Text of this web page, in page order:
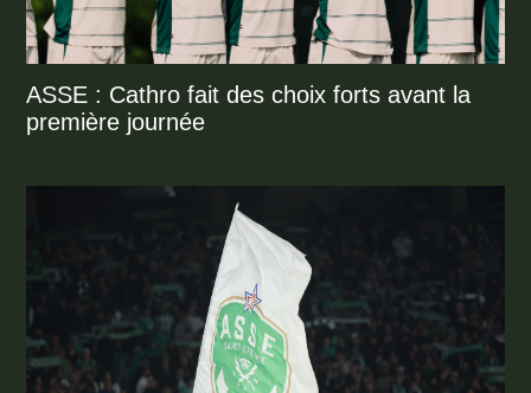
ASSE : Cathro fait des choix forts avant la
première journée